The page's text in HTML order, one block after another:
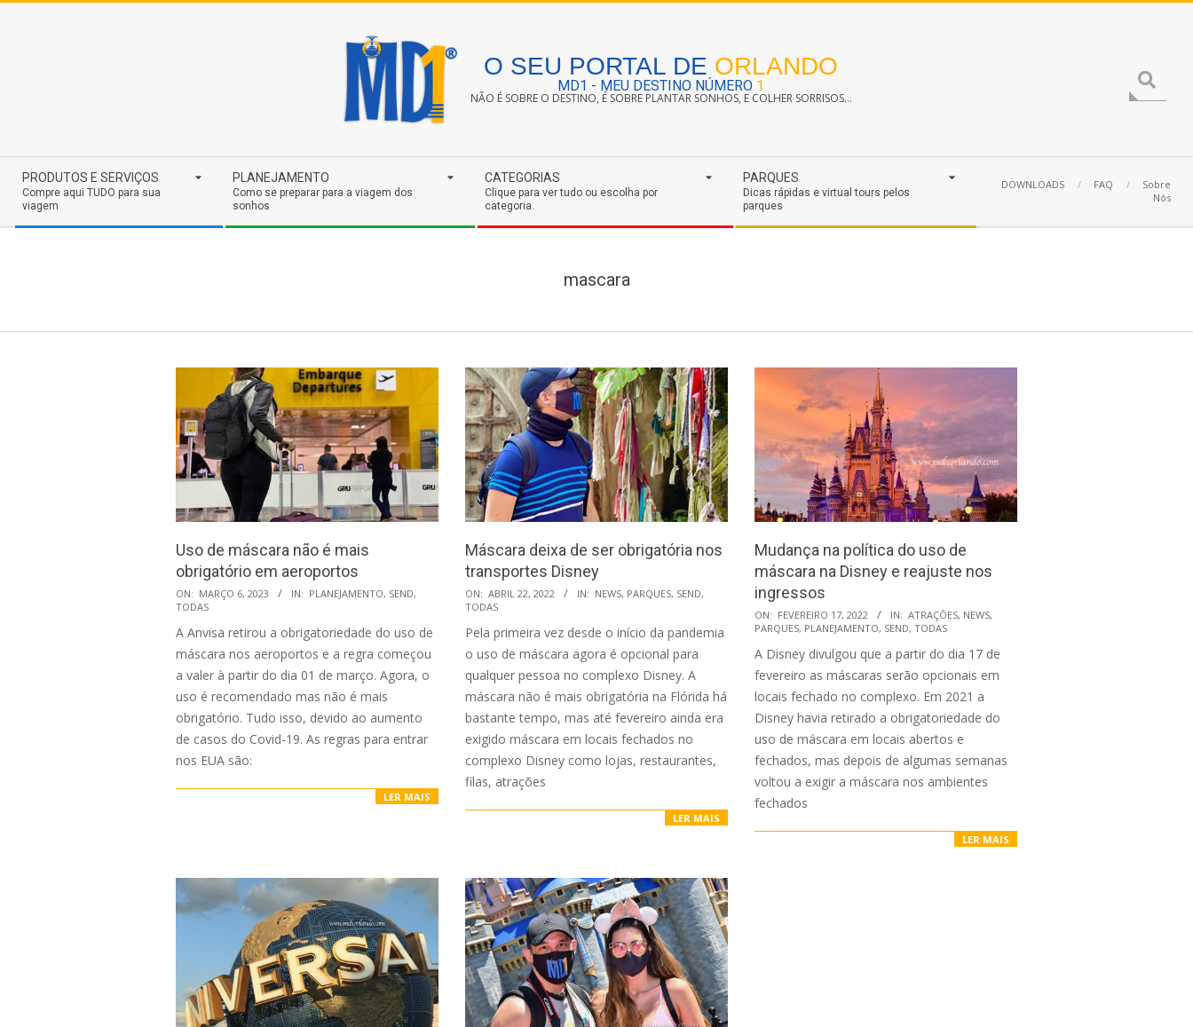
O SEU PORTAL DE ORLANDO
MD1 - MEU DESTINO NÚMERO 1
NÃO É SOBRE O DESTINO, É SOBRE PLANTAR SONHOS, E COLHER SORRISOS...
Navigation
Menu
PRODUTOS E SERVIÇOS
Compre aqui TUDO para sua
viagem
PLANEJAMENTO
Como se preparar para a viagem dos
sonhos
CATEGORIAS
Clique para ver tudo ou escolha por
categoria.
PARQUES
Dicas rápidas e virtual tours pelos
parques
DOWNLOADS FAQ
Sobre
Nós
mascara
Uso de máscara não é mais
obrigatório em aeroportos
2023-
03-
06
ON: MARÇO 6, 2023 IN: PLANEJAMENTO, SEND,
TODAS
A Anvisa retirou a obrigatoriedade do uso de
máscara nos aeroportos e a regra começou
a valer à partir do dia 01 de março. Agora, o
uso é recomendado mas não é mais
obrigatório. Tudo isso, devido ao aumento
de casos do Covid-19. As regras para entrar
nos EUA são:
LER MAIS
Máscara deixa de ser obrigatória nos
transportes Disney
2022-
04-
22
ON: ABRIL 22, 2022 IN: NEWS, PARQUES, SEND,
TODAS
Pela primeira vez desde o início da pandemia
o uso de máscara agora é opcional para
qualquer pessoa no complexo Disney. A
máscara não é mais obrigatória na Flórida há
bastante tempo, mas até fevereiro ainda era
exigido máscara em locais fechados no
complexo Disney como lojas, restaurantes,
filas, atrações
LER MAIS
Mudança na política do uso de
máscara na Disney e reajuste nos
ingressos
2022-
02-
17
ON: FEVEREIRO 17, 2022 IN: ATRAÇÕES, NEWS,
PARQUES, PLANEJAMENTO, SEND, TODAS
A Disney divulgou que a partir do dia 17 de
fevereiro as máscaras serão opcionais em
locais fechado no complexo. Em 2021 a
Disney havia retirado a obrigatoriedade do
uso de máscara em locais abertos e
fechados, mas depois de algumas semanas
voltou a exigir a máscara nos ambientes
fechados
LER MAIS